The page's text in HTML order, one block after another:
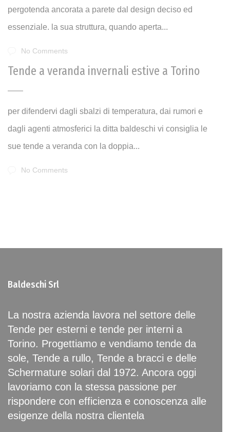
pergotenda ancorata a parete dal design deciso ed
essenziale. la sua struttura, quando aperta...
No Comments
Tende a veranda invernali estive a Torino
per difendervi dagli sbalzi di temperatura, dai rumori e
dagli agenti atmosferici la ditta baldeschi vi consiglia le
sue tende a veranda con la doppia...
No Comments
Baldeschi Srl
La nostra azienda lavora nel settore delle
Tende per esterni e tende per interni a
Torino. Progettiamo e vendiamo tende da
sole, Tende a rullo, Tende a bracci e delle
Schermature solari dal 1972. Ancora oggi
lavoriamo con la stessa passione per
rispondere con efficienza e conoscenza alle
esigenze della nostra clientela